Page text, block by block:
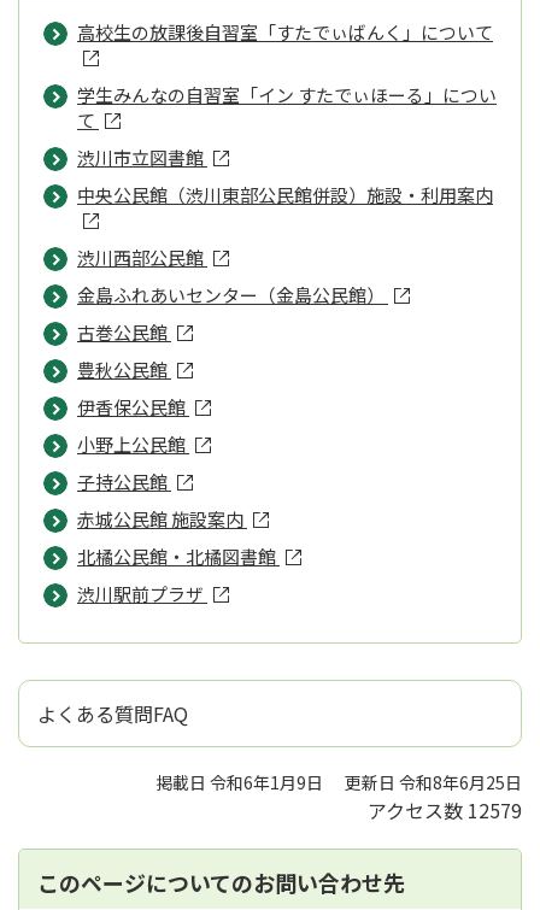
高校生の放課後自習室「すたでぃばんく」について
学生みんなの自習室「イン すたでぃほーる」につい
て
渋川市立図書館
中央公民館（渋川東部公民館併設）施設・利用案内
渋川西部公民館
金島ふれあいセンター（金島公民館）
古巻公民館
豊秋公民館
伊香保公民館
小野上公民館
子持公民館
赤城公民館 施設案内
北橘公民館・北橘図書館
渋川駅前プラザ
よくある質問FAQ
掲載日 令和6年1月9日 更新日 令和8年6月25日
アクセス数 12579
このページについてのお問い合わせ先